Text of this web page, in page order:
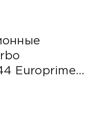
Europrimer